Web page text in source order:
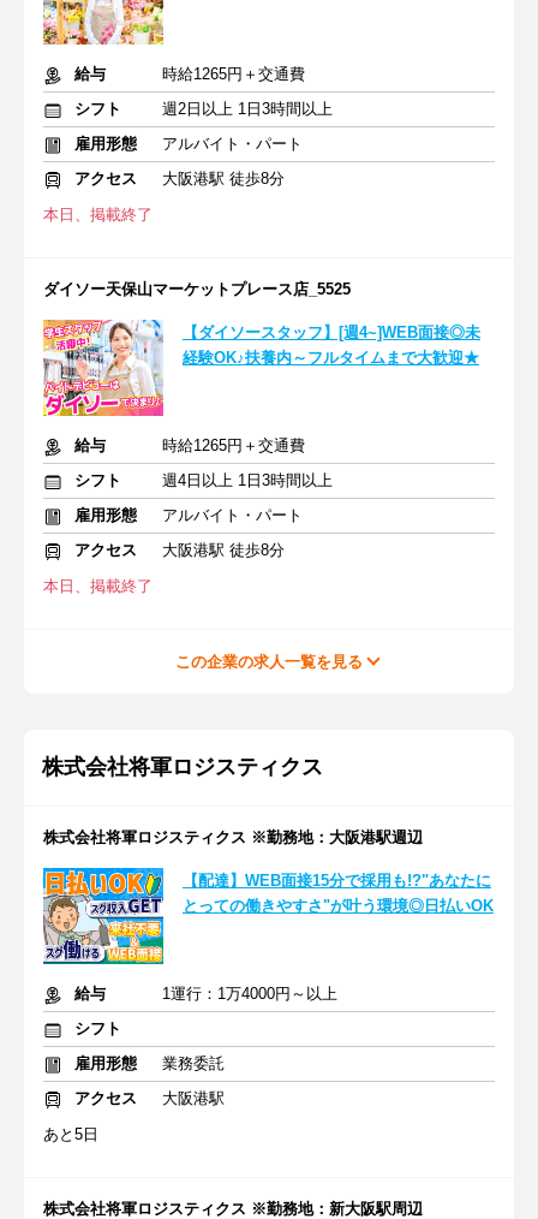
給与
時給1265円＋交通費
シフト
週2日以上 1日3時間以上
雇用形態
アルバイト・パート
アクセス
大阪港駅 徒歩8分
本日、掲載終了
ダイソー天保山マーケットプレース店_5525
【ダイソースタッフ】[週4~]WEB面接◎未
経験OK♪扶養内～フルタイムまで大歓迎★
給与
時給1265円＋交通費
シフト
週4日以上 1日3時間以上
雇用形態
アルバイト・パート
アクセス
大阪港駅 徒歩8分
本日、掲載終了
この企業の求人一覧を見る
株式会社将軍ロジスティクス
株式会社将軍ロジスティクス ※勤務地：大阪港駅週辺
【配達】WEB面接15分で採用も!?"あなたに
とっての働きやすさ"が叶う環境◎日払いOK
給与
1運行：1万4000円～以上
シフト
雇用形態
業務委託
アクセス
大阪港駅
あと5日
株式会社将軍ロジスティクス ※勤務地：新大阪駅周辺